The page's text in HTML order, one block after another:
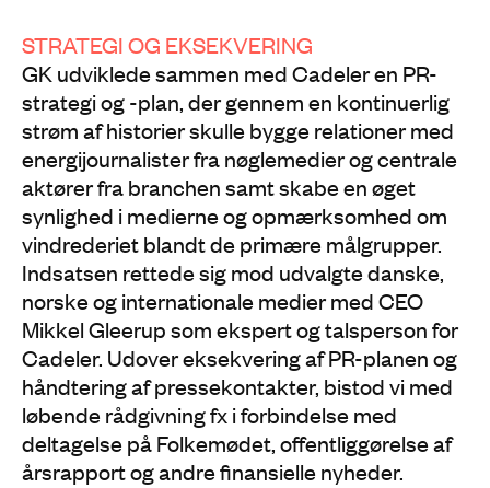
STRATEGI OG EKSEKVERING
GK udviklede sammen med Cadeler en PR-
strategi og -plan, der gennem en kontinuerlig
strøm af historier skulle bygge relationer med
energijournalister fra nøglemedier og centrale
aktører fra branchen samt skabe en øget
synlighed i medierne og opmærksomhed om
vindrederiet blandt de primære målgrupper.
Indsatsen rettede sig mod udvalgte danske,
norske og internationale medier med CEO
Mikkel Gleerup som ekspert og talsperson for
Cadeler. Udover eksekvering af PR-planen og
håndtering af pressekontakter, bistod vi med
løbende rådgivning fx i forbindelse med
deltagelse på Folkemødet, offentliggørelse af
årsrapport og andre finansielle nyheder.